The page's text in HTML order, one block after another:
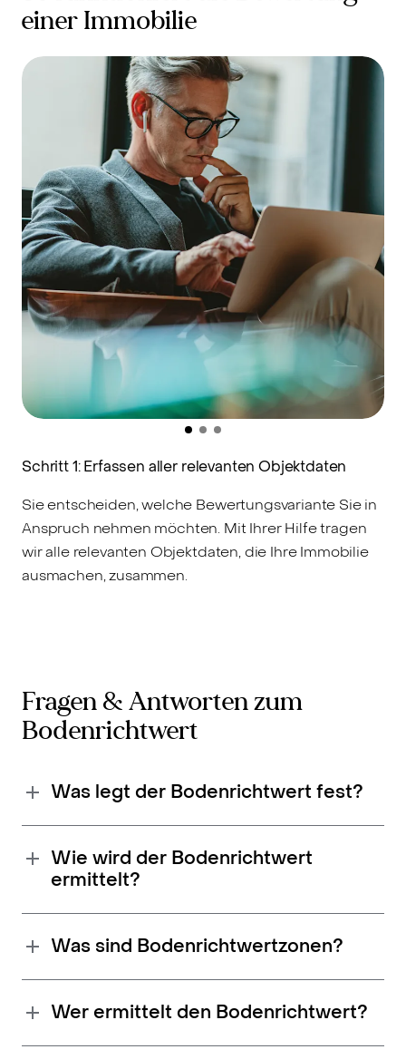
einer Immobilie
Schritt 1: Erfassen aller relevanten Objektdaten
Sie entscheiden, welche Bewertungsvariante Sie in
Anspruch nehmen möchten. Mit Ihrer Hilfe tragen
wir alle relevanten Objektdaten, die Ihre Immobilie
ausmachen, zusammen.
Fragen & Antworten zum
Bodenrichtwert
Was legt der Bodenrichtwert fest?
Wie wird der Bodenrichtwert
ermittelt?
Was sind Bodenrichtwertzonen?
Wer ermittelt den Bodenrichtwert?